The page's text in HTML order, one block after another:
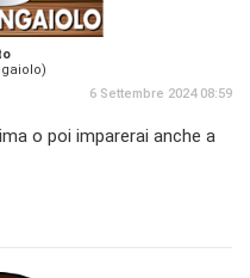
6 Settembre 2024 08:59
o poi imparerai anche a